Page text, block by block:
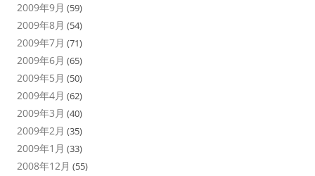
2009年9月 (59)
2009年8月 (54)
2009年7月 (71)
2009年6月 (65)
2009年5月 (50)
2009年4月 (62)
2009年3月 (40)
2009年2月 (35)
2009年1月 (33)
2008年12月 (55)